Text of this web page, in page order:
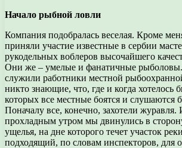
Начало рыбной ловли
Компания подобралась веселая. Кроме
приняли участие известные в сербии
рукодельных воблеров высочайшего
Они же – умелые и фанатичные
служили работники местной
никто знающие, что, где и когда хотелось
которых все местные боятся и слушаются
Поначалу все, конечно, захотели
прохладным утром мы двинулись в
ущелья, на дне которого течет участок
подходящий, по словам инспекторов, для